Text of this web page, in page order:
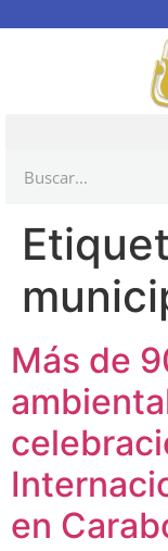
Más de
en